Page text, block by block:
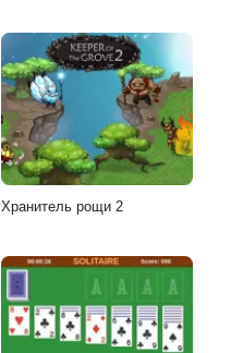
Хранитель рощи 2